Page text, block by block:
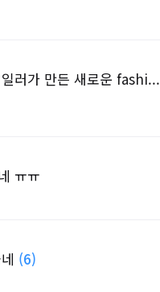
러가 만든 새로운 fashi...
ㅠㅠ
(6)